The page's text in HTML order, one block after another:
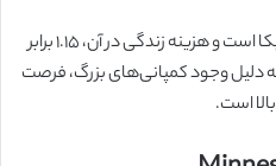
این ایالت، از گران‌ترین ایالت های آمریکا است و هزینه زندگی در آن، ۱.۱۵ برابر
دلیل وجود کمپانی‌‌های بزرگ، فرصت
است.